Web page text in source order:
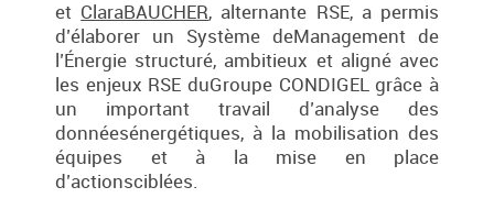
et ClaraBAUCHER, alternante RSE, a permis
d’élaborer un Système deManagement de
l’Énergie structuré, ambitieux et aligné avec
les enjeux RSE duGroupe CONDIGEL grâce à
un important travail d’analyse des
donnéesénergétiques, à la mobilisation des
équipes et à la mise en place
d’actionsciblées.